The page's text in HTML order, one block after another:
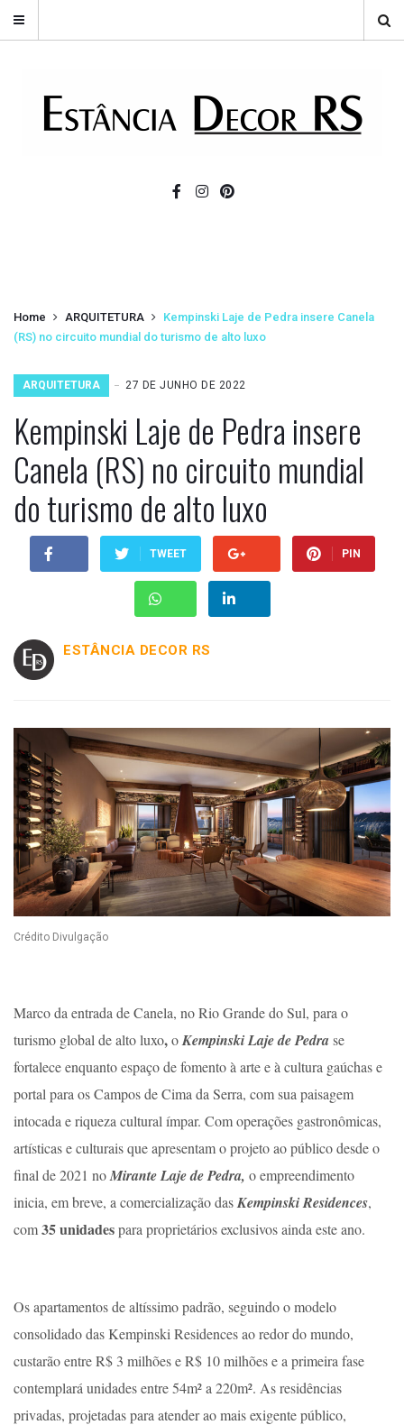
Home ARQUITETURA
Kempinski Laje de Pedra insere Canela
(RS) no circuito mundial do turismo de alto luxo
ARQUITETURA 27 DE JUNHO DE 2022
Kempinski Laje de Pedra insere
Canela (RS) no circuito mundial
do turismo de alto luxo
TWEET PIN
ESTÂNCIA DECOR RS
Crédito Divulgação
Marco da entrada de Canela, no Rio Grande do Sul, para o
turismo global de alto luxo,oKempinski Laje de Pedra se
fortalece enquanto espaço de fomento à arte e à cultura gaúchas e
portal para os Campos de Cima da Serra, com sua paisagem
intocada e riqueza cultural ímpar. Com operações gastronômicas,
artísticas e culturais que apresentam o projeto ao público desde o
final de 2021 noMirante Laje de Pedra, o empreendimento
inicia, em breve, a comercialização dasKempinski Residences,
com35 unidadespara proprietários exclusivos ainda este ano.
Os apartamentos de altíssimo padrão, seguindo o modelo
consolidado das Kempinski Residences ao redor do mundo,
custarão entre R$ 3 milhões e R$ 10 milhões e a primeira fase
contemplará unidades entre 54m² a 220m². As residências
privadas, projetadas para atender ao mais exigente público,